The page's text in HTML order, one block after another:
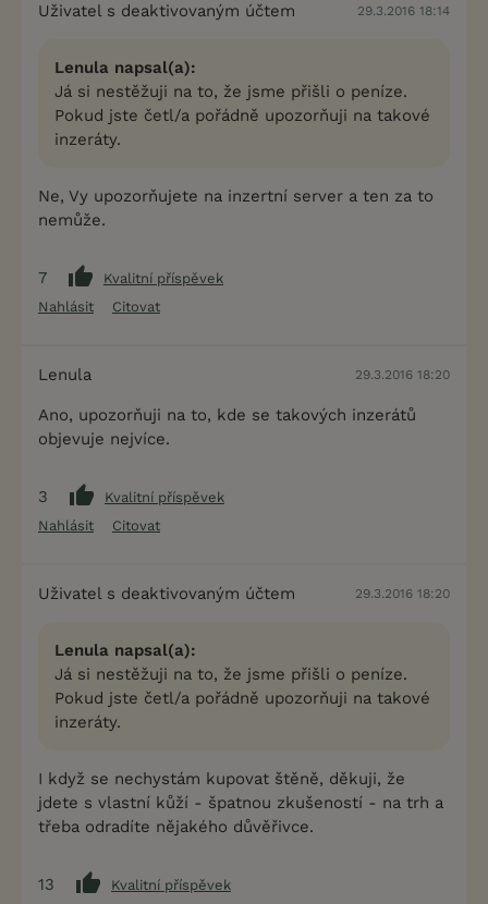
Uživatel s deaktivovaným účtem 29.3.2016 18:14
Lenula napsal(a):
Já si nestěžuji na to, že jsme přišli o peníze.
Pokud jste četl/a pořádně upozorňuji na takové
inzeráty.
Ne, Vy upozorňujete na inzertní server a ten za to
nemůže.
7
Kvalitní příspěvek
Nahlásit
Citovat
Lenula 29.3.2016 18:20
Ano, upozorňuji na to, kde se takových inzerátů
objevuje nejvíce.
3
Kvalitní příspěvek
Nahlásit
Citovat
Uživatel s deaktivovaným účtem 29.3.2016 18:20
Lenula napsal(a):
Já si nestěžuji na to, že jsme přišli o peníze.
Pokud jste četl/a pořádně upozorňuji na takové
inzeráty.
I když se nechystám kupovat štěně, děkuji, že
jdete s vlastní kůží - špatnou zkušeností - na trh a
třeba odradíte nějakého důvěřivce.
13
Kvalitní příspěvek